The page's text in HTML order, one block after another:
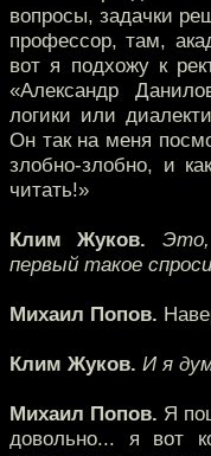
вопросы, задачки
профессор, там,
вот я подхожу к
«Александр
логики или
Он так на меня
злобно-злобно, и
читать!»
Клим Жуков.
первый такое
Михаил Попов.
Клим Жуков. И я
Михаил Попов. Я
довольно... я вот